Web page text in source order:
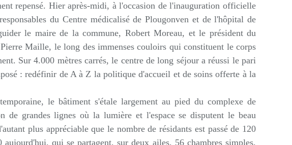
repensé. Hier après-midi, à l'occasion de l'inauguration officielle
du Centre médicalisé de Plougonven et de l'hôpital de
le maire de la commune, Robert Moreau, et le président du
Maille, le long des immenses couloirs qui constituent le corps
Sur 4.000 mètres carrés, le centre de long séjour a réussi le pari
: redéfinir de A à Z la politique d'accueil et de soins offerte à la
le bâtiment s'étale largement au pied du complexe de
de grandes lignes où la lumière et l'espace se disputent le beau
plus appréciable que le nombre de résidants est passé de 120
aujourd'hui, qui se partagent, sur deux ailes, 56 chambres simples,